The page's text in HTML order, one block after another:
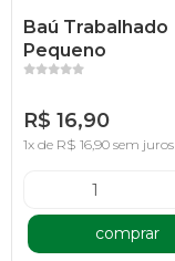
Baú Trabalhado
Pequeno
R$ 16,90
1x de R$ 16,90 sem juros
comprar